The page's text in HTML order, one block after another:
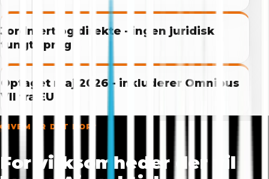
Jordnært og direkte - ingen juridisk
tungt sprog
Optaget maj 2026 - inkluderer Omnibus
VII fra EU
HVEM ER DET FOR?
For virksomheder der vil